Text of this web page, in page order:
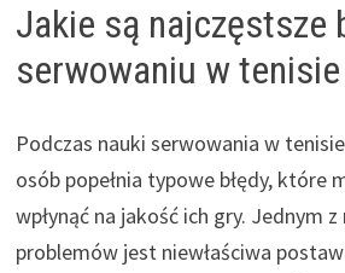
Jakie są najczęstsze
serwowaniu w
Podczas nauki serwowania w
osób popełnia typowe błędy, które
wpłynąć na jakość ich gry. Jednym
problemów jest niewłaściwa